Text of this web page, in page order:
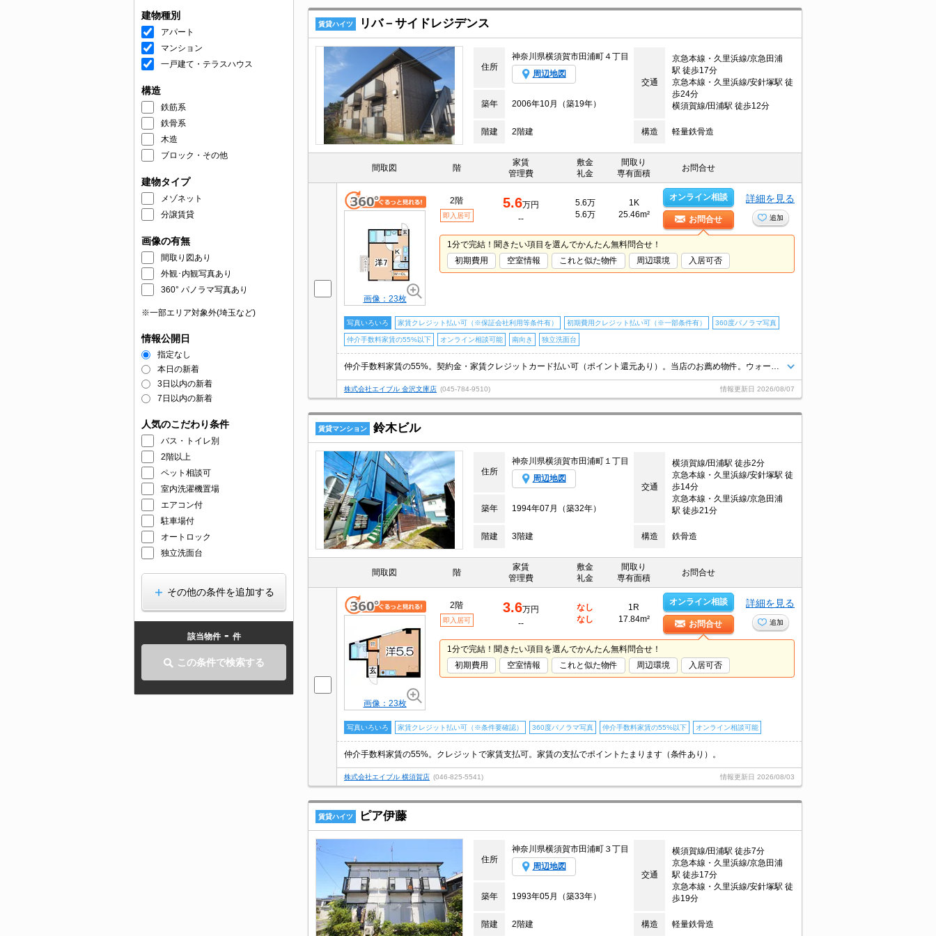
建物種別
アパート
マンション
一戸建て・テラスハウス
構造
鉄筋系
鉄骨系
木造
ブロック・その他
建物タイプ
メゾネット
分譲賃貸
画像の有無
間取り図あり
外観･内観写真あり
360° パノラマ写真あり
※一部エリア対象外(埼玉など)
情報公開日
指定なし
本日の新着
3日以内の新着
7日以内の新着
人気のこだわり条件
バス・トイレ別
2階以上
ペット相談可
室内洗濯機置場
エアコン付
駐車場付
オートロック
独立洗面台
その他の条件を追加する
該当物件 - 件
この条件で検索する
賃貸ハイツ リバ－サイドレジデンス
住所
神奈川県横須賀市田浦町４丁目
周辺地図
交通
京急本線・久里浜線/京急田浦
駅 徒歩17分
京急本線・久里浜線/安針塚駅 徒
歩24分
横須賀線/田浦駅 徒歩12分
築年 2006年10月（築19年）
階建 2階建 構造 軽量鉄骨造
間取図 階
家賃
管理費
敷金
礼金
間取り
専有面積
お問合せ
画像：23枚
2階
即入居可
5.6万円
--
5.6万
5.6万
1K
25.46m²
オンライン相談
お問合せ
詳細を見る
追加
1分で完結！聞きたい項目を選んでかんたん無料問合せ！
初期費用
空室情報 これと似た物件 周辺環境 入居可否
写真いろいろ 家賃クレジット払い可（※保証会社利用等条件有） 初期費用クレジット払い可（※一部条件有） 360度パノラマ写真
仲介手数料家賃の55%以下 オンライン相談可能 南向き 独立洗面台
株式会社エイブル 金沢文庫店 (045-784-9510) 情報更新日 2026/08/07
賃貸マンション 鈴木ビル
住所
神奈川県横須賀市田浦町１丁目
周辺地図
交通
横須賀線/田浦駅 徒歩2分
京急本線・久里浜線/安針塚駅 徒
歩14分
京急本線・久里浜線/京急田浦
駅 徒歩21分
築年 1994年07月（築32年）
階建 3階建 構造 鉄骨造
間取図 階
家賃
管理費
敷金
礼金
間取り
専有面積
お問合せ
画像：23枚
2階
即入居可
3.6万円
--
なし
なし
1R
17.84m²
オンライン相談
お問合せ
詳細を見る
追加
1分で完結！聞きたい項目を選んでかんたん無料問合せ！
初期費用
空室情報 これと似た物件 周辺環境 入居可否
写真いろいろ 家賃クレジット払い可（※条件要確認） 360度パノラマ写真 仲介手数料家賃の55%以下 オンライン相談可能
仲介手数料家賃の55%。クレジットで家賃支払可。家賃の支払でポイントたまります（条件あり）。
株式会社エイブル 横須賀店 (046-825-5541) 情報更新日 2026/08/03
賃貸ハイツ ピア伊藤
住所
神奈川県横須賀市田浦町３丁目
周辺地図
交通
横須賀線/田浦駅 徒歩7分
京急本線・久里浜線/京急田浦
駅 徒歩17分
京急本線・久里浜線/安針塚駅 徒
歩19分
築年 1993年05月（築33年）
階建 2階建 構造 軽量鉄骨造